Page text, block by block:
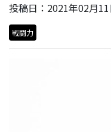
投稿日：2021年02月11
戦闘力